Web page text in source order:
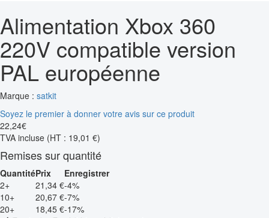
Alimentation Xbox 360
220V compatible version
PAL européenne
Marque : satkit
Soyez le premier à donner votre avis sur ce produit
22,24€
TVA incluse (HT : 19,01 €)
Remises sur quantité
QuantitéPrix
Enregistrer
2+
21,34 €-4%
10+
20,67 €-7%
20+
18,45 €-17%